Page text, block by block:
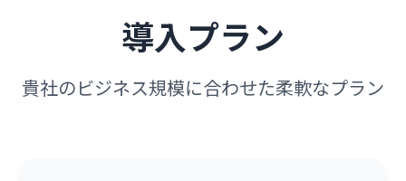
導入プラン
貴社のビジネス規模に合わせた柔軟なプラン